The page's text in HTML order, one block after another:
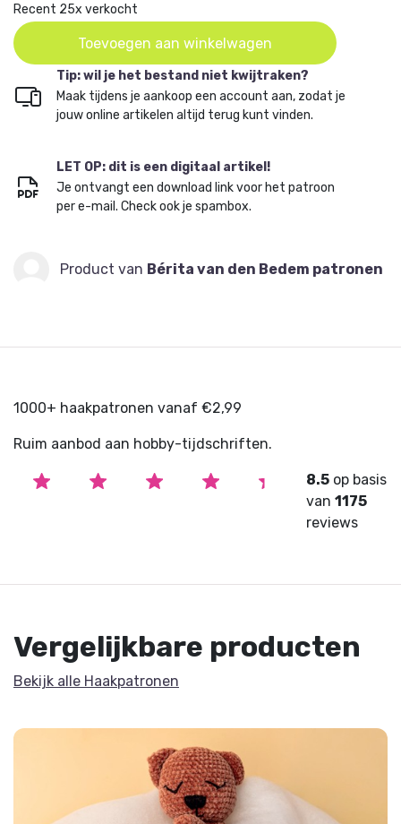
Recent 25x verkocht
Toevoegen aan winkelwagen
Tip: wil je het bestand niet kwijtraken?
Maak tijdens je aankoop een account aan, zodat je
jouw online artikelen altijd terug kunt vinden.
LET OP: dit is een digitaal artikel!
Je ontvangt een download link voor het patroon
per e-mail. Check ook je spambox.
Product van Bérita van den Bedem patronen
1000+ haakpatronen vanaf €2,99
Ruim aanbod aan hobby-tijdschriften.
8.5 op basis
van1175
reviews
Vergelijkbare producten
Bekijk alle Haakpatronen